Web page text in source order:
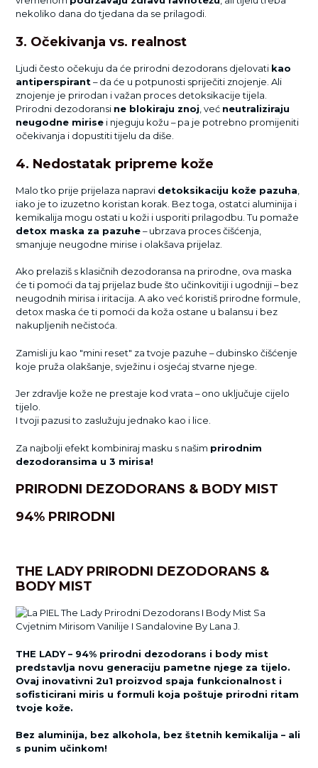
nekoliko dana do tjedana da se prilagodi.
3. Očekivanja vs. realnost
Ljudi često očekuju da će prirodni dezodorans djelovati kao
antiperspirant– da će u potpunosti spriječiti znojenje. Ali
znojenje je prirodan i važan proces detoksikacije tijela.
Prirodni dezodoransi ne blokiraju znoj , već neutraliziraju
neugodne mirise i njeguju kožu – pa je potrebno promijeniti
očekivanja i dopustiti tijelu da diše.
4. Nedostatak pripreme kože
Malo tko prije prijelaza napravi detoksikaciju kože pazuha
iako je to izuzetno koristan korak. Bez toga, ostatci aluminija i
kemikalija mogu ostati u koži i usporiti prilagodbu. Tu pomaže
detox maska za pazuhe– ubrzava proces čišćenja,
smanjuje neugodne mirise i olakšava prijelaz.
Ako prelaziš s klasičnih dezodoransa na prirodne, ova maska
će ti pomoći da taj prijelaz bude što učinkovitiji i ugodniji – bez
neugodnih mirisa i iritacija. A ako već koristiš prirodne formule,
detox maska će ti pomoći da koža ostane u balansu i bez
nakupljenih nečistoća.
Zamisli ju kao "mini reset" za tvoje pazuhe – dubinsko čišćenje
koje pruža olakšanje, svježinu i osjećaj stvarne njege.
Jer zdravlje kože ne prestaje kod vrata – ono uključuje cijelo
tijelo.
I tvoji pazusi to zaslužuju jednako kao i lice.
Za najbolji efekt kombiniraj masku s našim prirodnim
dezodoransima u 3 mirisa!
PRIRODNI DEZODORANS & BODY MIST
94% PRIRODNI
THE LADY PRIRODNI DEZODORANS &
BODY MIST
THE LADY – 94% prirodni dezodorans i body mist
predstavlja novu generaciju pametne njege za tijelo.
Ovaj inovativni 2u1 proizvod spaja funkcionalnost i
sofisticirani miris u formuli koja poštuje prirodni ritam
tvoje kože.
Bez aluminija, bez alkohola, bez štetnih kemikalija – ali
s punim učinkom!